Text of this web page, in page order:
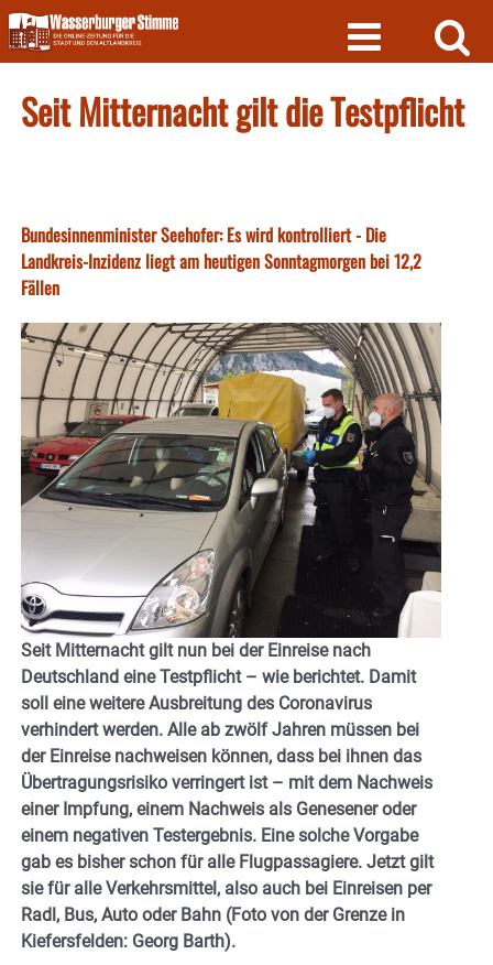
Skip
to
content
Seit Mitternacht gilt die Testpflicht
Bundesinnenminister Seehofer: Es wird kontrolliert - Die
Landkreis-Inzidenz liegt am heutigen Sonntagmorgen bei 12,2
Fällen
Seit Mitternacht gilt nun bei der Einreise nach
Deutschland eine Testpflicht – wie berichtet. Damit
soll eine weitere Ausbreitung des Coronavirus
verhindert werden. Alle ab zwölf Jahren müssen bei
der Einreise nachweisen können, dass bei ihnen das
Übertragungsrisiko verringert ist – mit dem Nachweis
einer Impfung, einem Nachweis als Genesener oder
einem negativen Testergebnis. Eine solche Vorgabe
gab es bisher schon für alle Flugpassagiere. Jetzt gilt
sie für alle Verkehrsmittel, also auch bei Einreisen per
Radl, Bus, Auto oder Bahn (Foto von der Grenze in
Kiefersfelden: Georg Barth).